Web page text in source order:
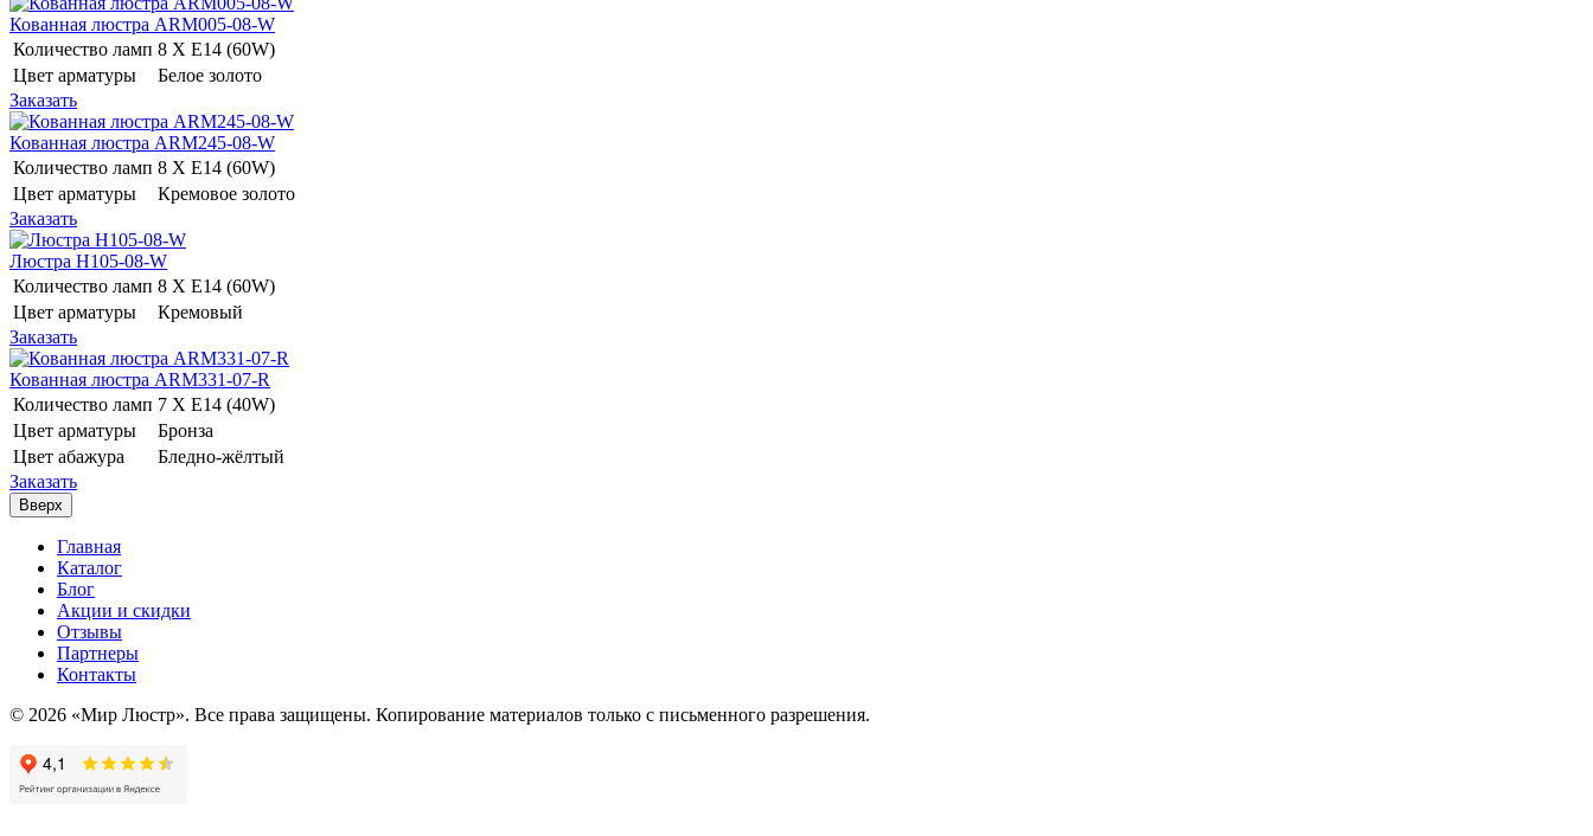
Кованная люстра ARM005-08-W
Количество ламп 8 Х E14 (60W)
Цвет арматуры
Белое золото
Заказать
Кованная люстра ARM245-08-W
Количество ламп 8 Х E14 (60W)
Цвет арматуры
Кремовое золото
Заказать
Люстра H105-08-W
Количество ламп 8 Х E14 (60W)
Цвет арматуры
Кремовый
Заказать
Кованная люстра ARM331-07-R
Количество ламп 7 Х E14 (40W)
Цвет арматуры
Бронза
Цвет абажура
Бледно-жёлтый
Заказать
Вверх
Главная
Каталог
Блог
Акции и скидки
Отзывы
Партнеры
Контакты
© 2026 «Мир Люстр». Все права защищены. Копирование материалов только с письменного разрешения.